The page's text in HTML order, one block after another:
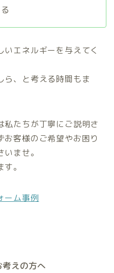
エネルギーを与えてく
ら、と考える時間もま
私たちが丁寧にご説明さ
客様のご希望やお困り
ませ。
。
ーム事例
えの方へ